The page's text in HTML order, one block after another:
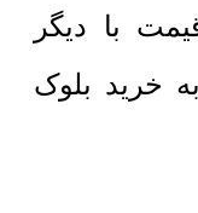
با دیگر
خرید بلوک